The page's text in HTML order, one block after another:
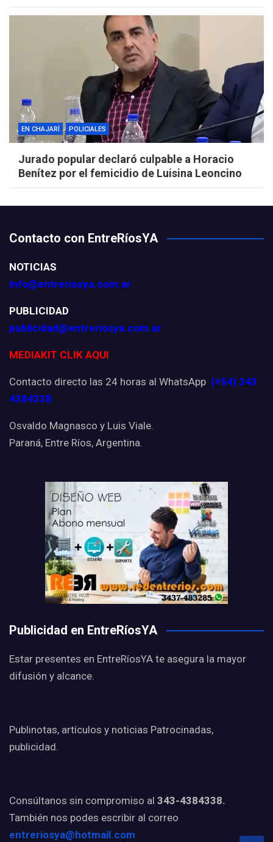
EN CHAJARÍ POLICIALES
Jurado popular declaró culpable a Horacio
Benítez por el femicidio de Luisina Leoncino
Contacto con EntreRíosYA
NOTICIAS
info@entreriosya.com.ar
PUBLICIDAD
publicidad@entreriosya.com.ar
MEDIAKIT CLIK AQUI
Contacto directo las 24 horas al WhatsApp (+54) 343
4384338
Osvaldo Magnasco y Luis Viale.
Paraná, Entre Ríos, Argentina.
Publicidad en EntreRíosYA
Estar presentes en EntreRíosYA te asegura la mayor
difusión y alcance.
Publinotas, artículos y noticias Patrocinadas,
publicidad.
Consúltanos sin compromiso al 343-4384338.
También nos podes escribir al correo
entreriosya@hotmail.com